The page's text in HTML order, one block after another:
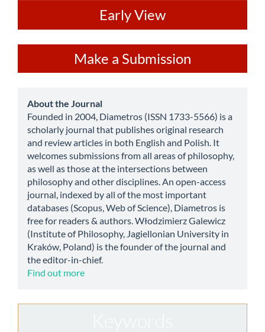
Early View
a
Submission
Make a Submission
about
About the Journal
Founded in 2004, Diametros (ISSN 1733-5566) is a
scholarly journal that publishes original research
and review articles in both English and Polish. It
welcomes submissions from all areas of philosophy,
as well as those at the intersections between
philosophy and other disciplines. An open-access
journal, indexed by all of the most important
databases (Scopus, Web of Science), Diametros is
free for readers & authors. Włodzimierz Galewicz
(Institute of Philosophy, Jagiellonian University in
Kraków, Poland) is the founder of the journal and
the editor-in-chief.
Find out more